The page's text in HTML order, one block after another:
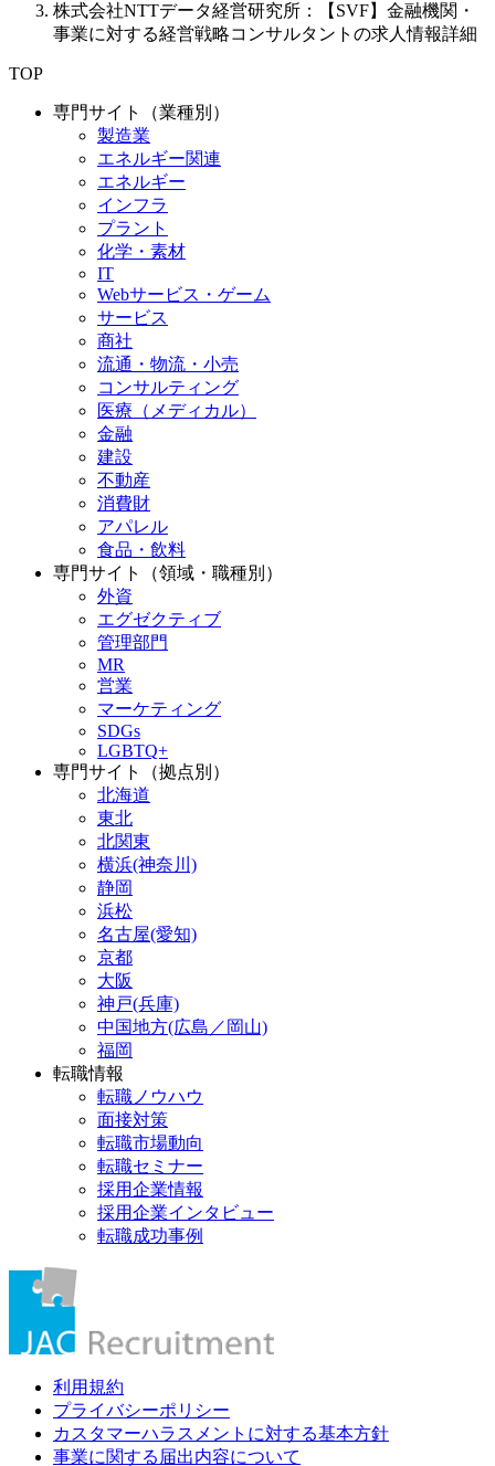
株式会社NTTデータ経営研究所：【SVF】金融機関・
事業に対する経営戦略コンサルタントの求人情報詳細
TOP
専門サイト（業種別）
製造業
エネルギー関連
エネルギー
インフラ
プラント
化学・素材
IT
Webサービス・ゲーム
サービス
商社
流通・物流・小売
コンサルティング
医療（メディカル）
金融
建設
不動産
消費財
アパレル
食品・飲料
専門サイト（領域・職種別）
外資
エグゼクティブ
管理部門
MR
営業
マーケティング
SDGs
LGBTQ+
専門サイト（拠点別）
北海道
東北
北関東
横浜(神奈川)
静岡
浜松
名古屋(愛知)
京都
大阪
神戸(兵庫)
中国地方(広島／岡山)
福岡
転職情報
転職ノウハウ
面接対策
転職市場動向
転職セミナー
採用企業情報
採用企業インタビュー
転職成功事例
利用規約
プライバシーポリシー
カスタマーハラスメントに対する基本方針
事業に関する届出内容について